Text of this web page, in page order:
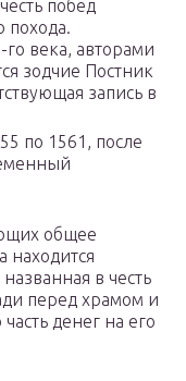
побед
похода.
го века, авторами
зодчие Постник
запись в
по 1561, после
общее
находится
в честь
перед храмом и
денег на его